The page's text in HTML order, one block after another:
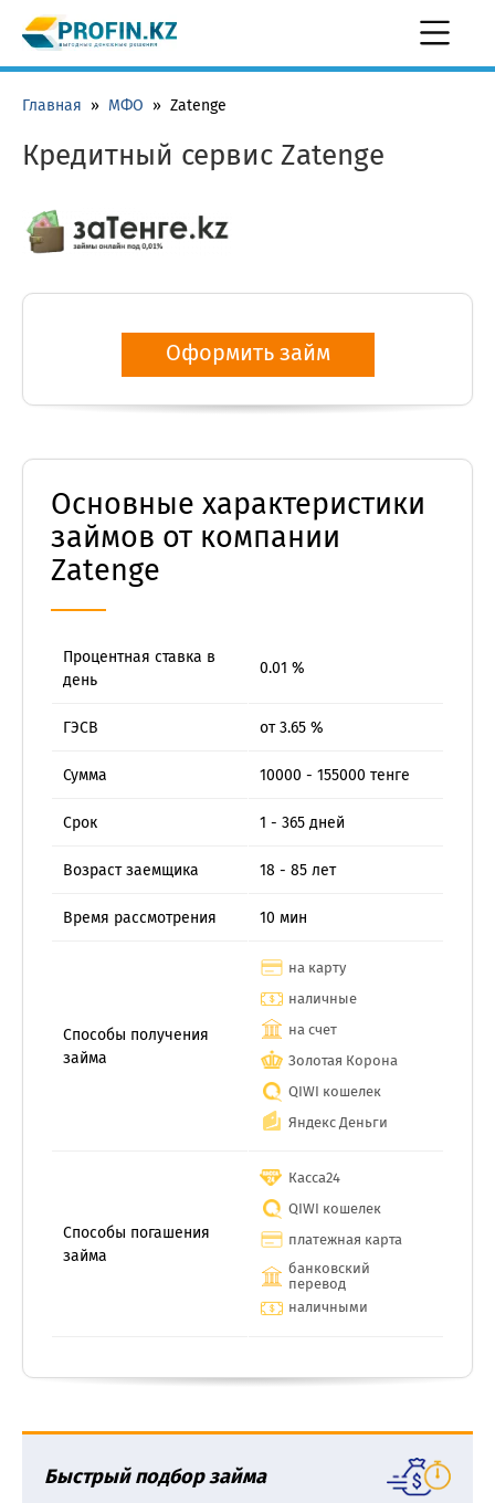
Главная » МФО » Zatenge
Кредитный сервис Zatenge
Оформить займ
Основные характеристики
займов от компании
Zatenge
Процентная ставка в
день
0.01 %
ГЭСВ от 3.65 %
Сумма 10000 - 155000 тенге
Срок 1 - 365 дней
Возраст заемщика 18 - 85 лет
Время рассмотрения 10 мин
Способы получения
займа
на карту
наличные
на счет
Золотая Корона
QIWI кошелек
Яндекс Деньги
Способы погашения
займа
Касса24
QIWI кошелек
платежная карта
банковский
перевод
наличными
Быстрый подбор займа